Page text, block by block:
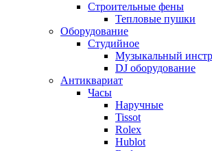
Строительные фены
Тепловые пушки
Оборудование
Студийное
Музыкальный
DJ оборудование
Антиквариат
Часы
Наручные
Tissot
Rolex
Hublot